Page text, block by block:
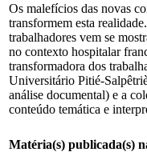
Os malefícios das novas
transformem esta
trabalhadores vem se
no contexto hospitalar
transformadora dos
Universitário Pitié-
análise documental) e a
conteúdo temática e
Matéria(s) publicada(s)